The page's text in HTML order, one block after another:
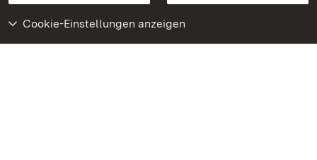
Cookie-Einstellungen anzeigen
Weiteres